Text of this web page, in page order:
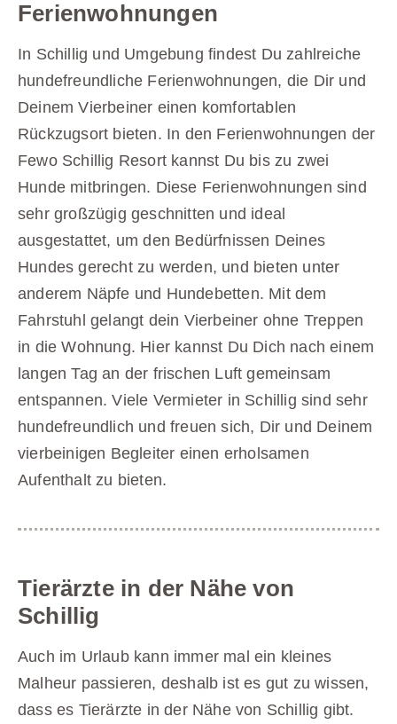
Ferienwohnungen
In Schillig und Umgebung findest Du zahlreiche
hundefreundliche Ferienwohnungen, die Dir und
Deinem Vierbeiner einen komfortablen
Rückzugsort bieten. In den Ferienwohnungen der
Fewo Schillig Resort kannst Du bis zu zwei
Hunde mitbringen. Diese Ferienwohnungen sind
sehr großzügig geschnitten und ideal
ausgestattet, um den Bedürfnissen Deines
Hundes gerecht zu werden, und bieten unter
anderem Näpfe und Hundebetten. Mit dem
Fahrstuhl gelangt dein Vierbeiner ohne Treppen
in die Wohnung. Hier kannst Du Dich nach einem
langen Tag an der frischen Luft gemeinsam
entspannen. Viele Vermieter in Schillig sind sehr
hundefreundlich und freuen sich, Dir und Deinem
vierbeinigen Begleiter einen erholsamen
Aufenthalt zu bieten.
Tierärzte in der Nähe von
Schillig
Auch im Urlaub kann immer mal ein kleines
Malheur passieren, deshalb ist es gut zu wissen,
dass es Tierärzte in der Nähe von Schillig gibt.